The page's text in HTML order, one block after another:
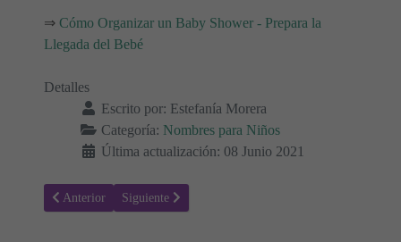
⇒ Cómo Organizar un Baby Shower - Prepara la
Llegada del Bebé
Detalles
Escrito por: Estefanía Morera
Categoría: Nombres para Niños
Última actualización: 08 Junio 2021
Artículo anterior: Humberto - Significado del nombre Humberto
Anterior Artículo siguiente: Héctor - Significado del nombre
Siguiente